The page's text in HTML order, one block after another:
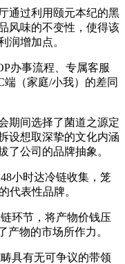
过利用颐元本纪的黑
风味的不变性，使得该
润增加点。
事流程、专属客服
（家庭/小我）的差同
间选择了菌道之源定
设想取深挚的文化内涵
了公司的品牌抽象。
小时达冷链收集，笼
代表性品牌。
节，将产物价钱压
产物的市场所作力。
有无可争议的带领